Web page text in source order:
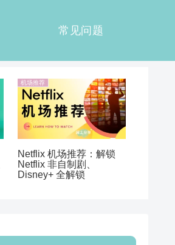
常见问题
机场推荐
Netflix 机场推荐：解锁
Netflix 非自制剧、
Disney+ 全解锁